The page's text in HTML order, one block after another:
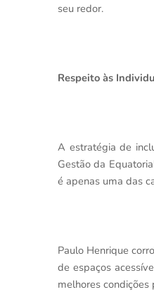
seu redor.
Respeito às
A estratégia de
Gestão da
é apenas uma das
Paulo Henrique
de espaços
melhores condições